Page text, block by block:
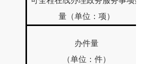
量（单位：项）
办件量
（单位：件）